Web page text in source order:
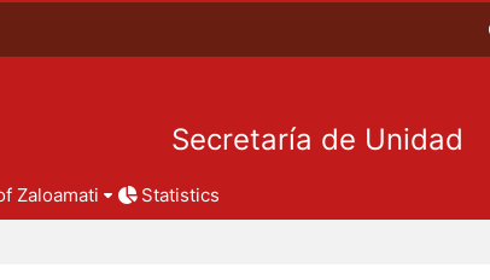
Secretaría de Unidad
Zaloamati Statistics